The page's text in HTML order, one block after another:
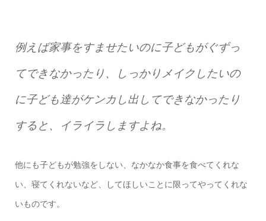
例えば家事をすませたいのに子どもがぐずっ
てできなかったり、しっかりメイクしたいの
に子ども達がケンカし出してできなかったり
すると、イライラしますよね。
他にも子どもが勉強をしない、なかなか食事を食べてくれな
い、寝てくれないなど、してほしいことに限ってやってくれな
いものです。